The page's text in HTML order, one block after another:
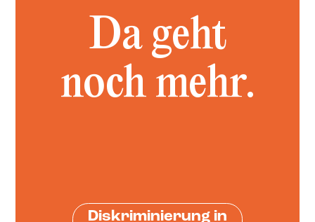
Diskriminierung in